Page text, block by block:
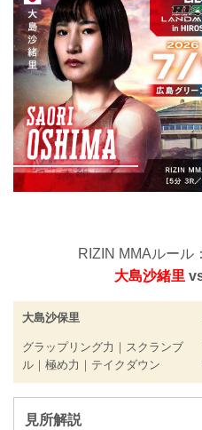
RIZIN MMAルール
大島沙緒里
大島沙保里
グラップリング力｜スクランブ
ル｜極め力｜テイクダウン
見所解説